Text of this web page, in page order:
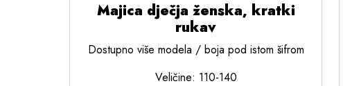
Majica dječja ženska, kratki
rukav
Dostupno više modela / boja pod istom šifrom
Veličine: 110-140